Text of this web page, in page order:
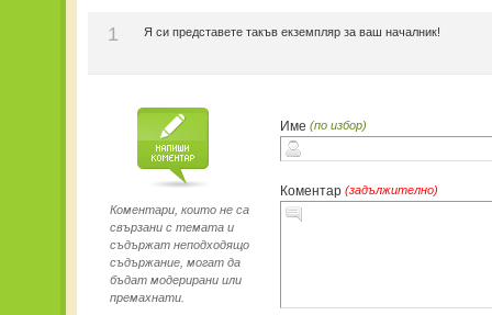
1 Я си представете такъв екземпляр за ваш началник!
Име (по избор)
Коментар (задължително)
Коментари, които не са
свързани с темата и
съдържат неподходящо
съдържание, могат да
бъдат модерирани или
премахнати.